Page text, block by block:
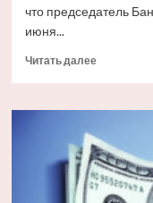
что председатель
июня...
Читать далееПрочитать
ЦБ
на
19
июня